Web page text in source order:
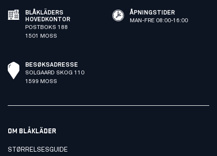
BLÅKLÄDERS
HOVEDKONTOR
POSTBOKS 188
1501 MOSS
ÅPNINGSTIDER
MAN-FRE 08:00-16:00
BESØKSADRESSE
SOLGAARD SKOG 110
1599 MOSS
OM BLÅKLÄDER
STØRRELSESGUIDE